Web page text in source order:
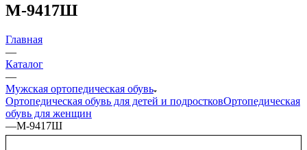
М-9417Ш
Главная
—
Каталог
—
Мужская ортопедическая обувь
Ортопедическая обувь для детей и подростковОртопедическая
обувь для женщин
—М-9417Ш